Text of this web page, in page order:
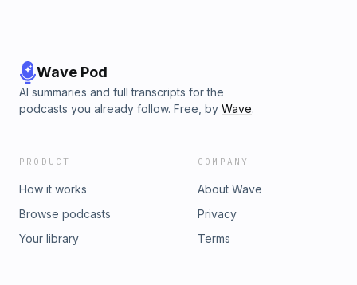
Wave Pod
AI summaries and full transcripts for the
podcasts you already follow. Free, by Wave.
PRODUCT
How it works
Browse podcasts
Your library
COMPANY
About Wave
Privacy
Terms